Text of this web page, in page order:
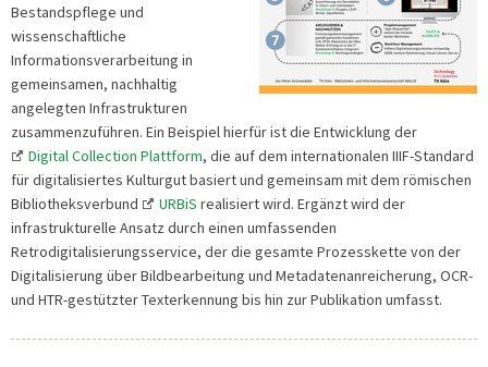
Bestandspflege und
wissenschaftliche
Informationsverarbeitung in
gemeinsamen, nachhaltig
angelegten Infrastrukturen
zusammenzuführen. Ein Beispiel hierfür ist die Entwicklung der
Digital Collection Plattform, die auf dem internationalen IIIF-Standard
für digitalisiertes Kulturgut basiert und gemeinsam mit dem römischen
Bibliotheksverbund
URBiS realisiert wird. Ergänzt wird der
infrastrukturelle Ansatz durch einen umfassenden
Retrodigitalisierungsservice, der die gesamte Prozesskette von der
Digitalisierung über Bildbearbeitung und Metadatenanreicherung, OCR-
und HTR-gestützter Texterkennung bis hin zur Publikation umfasst.